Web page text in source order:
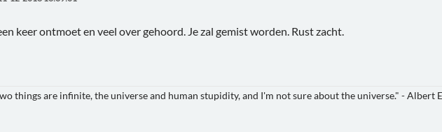
keer ontmoet en veel over gehoord. Je zal gemist worden. Rust zacht.
things are infinite, the universe and human stupidity, and I'm not sure about the universe." - Albert